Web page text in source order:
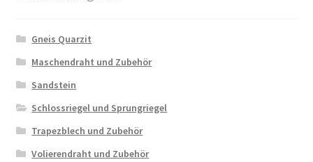
Gneis Quarzit
Maschendraht und Zubehör
Sandstein
Schlossriegel und Sprungriegel
Trapezblech und Zubehör
Volierendraht und Zubehör